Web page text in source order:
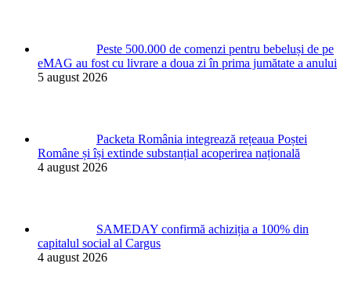
Peste 500.000 de comenzi pentru bebeluși de pe
eMAG au fost cu livrare a doua zi în prima jumătate a anului
5 august 2026
Packeta România integrează rețeaua Poștei
Române și își extinde substanțial acoperirea națională
4 august 2026
SAMEDAY confirmă achiziția a 100% din
capitalul social al Cargus
4 august 2026